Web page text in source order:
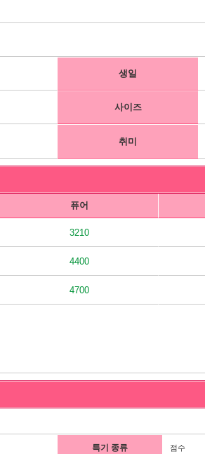
생일
사이즈
취미
퓨어
3210
4400
4700
특기 종류 점수